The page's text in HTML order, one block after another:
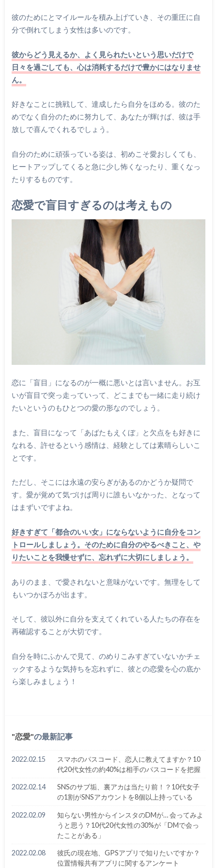
彼のためにとマイルールを積み上げていき、その重圧に自
分で倒れてしまう女性は多いのです。
彼からどう見えるか、よく見られたいという思いだけで
日々を過ごしても、心は消耗するだけで豊かにはなりませ
ん。
好きなことに挑戦して、達成したら自分をほめる。彼のた
めでなく自分のために努力して、あなたが輝けば、彼は手
放しで喜んでくれるでしょう。
自分のために頑張っている姿は、初めこそ愛おしくても、
ヒートアップしてくると急に少し怖くなったり、重くなっ
たりするものです。
恋愛で盲目すぎるのは考えもの
恋に「盲目」になるのが一概に悪いとは言いません。お互
いが盲目で突っ走っていって、どこまでも一緒に走り続け
たいというのもひとつの愛の形なのでしょう。
また、盲目になって「あばたもえくぼ」と欠点をも好きに
なれる、許せるという感情は、経験としては素晴らしいこ
とです。
ただし、そこには永遠の安らぎがあるのかどうか疑問で
す。愛が覚めて気づけば周りに誰もいなかった、となって
はまずいですよね。
好きすぎて「都合のいい女」にならないように自分をコン
トロールしましょう。そのために自分のやるべきこと、や
りたいことを我慢せずに、忘れずに大切にしましょう。
ありのまま、で愛されないと意味がないです。無理をして
もいつかぼろが出ます。
そして、彼以外に自分を支えてくれている人たちの存在を
再確認することが大切です。
自分を時にふかんで見て、のめりこみすぎていないかチェ
ックするような気持ちを忘れずに、彼との恋愛を心の底か
ら楽しみましょう！
恋愛 の最新記事
2022.02.15
スマホのパスコード、恋人に教えてますか？10
代20代女性の約40%は相手のパスコードを把握
2022.02.14
SNSのサブ垢、裏アカは当たり前！？10代女子
の1割がSNSアカウントを8個以上持っている
2022.02.09
知らない男性からインスタのDMが… 会ってみよ
うと思う？10代20代女性の30%が「DMで会っ
たことがある」
2022.02.08
彼氏の現在地、GPSアプリで知りたいですか？
位置情報共有アプリに関するアンケート